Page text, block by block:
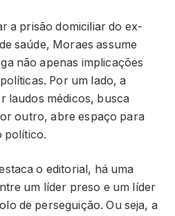
a prisão domiciliar do ex-
saúde, Moraes assume
não apenas implicações
Por um lado, a
laudos médicos, busca
outro, abre espaço para
político.
o editorial, há uma
um líder preso e um líder
de perseguição. Ou seja, a